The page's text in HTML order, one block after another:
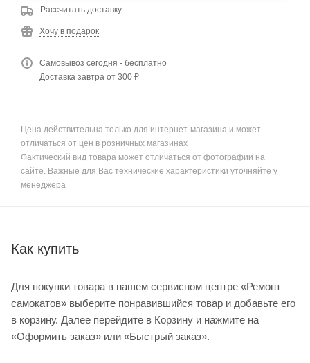
Рассчитать доставку
Хочу в подарок
Самовывоз сегодня - бесплатно
Доставка завтра от 300 ₽
Цена действительна только для интернет-магазина и может
отличаться от цен в розничных магазинах
Фактический вид товара может отличаться от фотографии на
сайте. Важные для Вас технические характеристики уточняйте у
менеджера
Как купить
Для покупки товара в нашем сервисном центре «Ремонт
самокатов» выберите понравившийся товар и добавьте его
в корзину. Далее перейдите в Корзину и нажмите на
«Оформить заказ» или «Быстрый заказ».